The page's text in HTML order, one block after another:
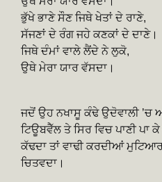
ਭੁੱਖੇ ਭਾਣੇ ਸੌਣ ਜਿਥੇ ਖੇਤਾਂ ਦੇ ਰਾਣੇ,
ਸੱਜਣਾਂ ਦੇ ਰੰਗ ਜਹੇ ਕਣਕਾਂ ਦੇ ਦਾਣੇ।
ਜਿਥੇ ਦੰਮਾਂ ਵਾਲੇ ਲੈਂਦੇ ਨੇ ਲੁਕੋ,
ਉਥੇ ਮੇਰਾ ਯਾਰ ਵੱਸਦਾ।
ਜਦੋਂ ਉਹ ਨਖਾਸੂ ਕੰਢੇ ਉਦੋਵਾਲੀ ’ਚ
ਟਿਊਬਵੈੱਲ ਤੇ ਸਿਰ ਵਿਚ ਪਾਣੀ ਪਾ
ਕੱਢਦਾ ਤਾਂ ਵਾਢੀ ਕਰਦੀਆਂ
ਚਿਤਵਦਾ।